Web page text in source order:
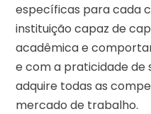
específicas para cada
instituição capaz de
acadêmica e
e com a praticidade de
adquire todas as
mercado de trabalho.